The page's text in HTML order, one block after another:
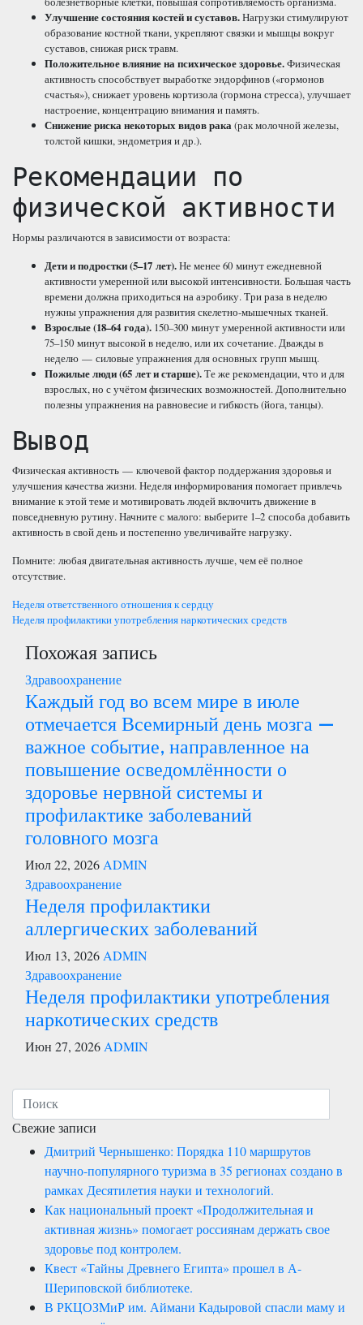
Улучшение состояния костей и суставов.Нагрузки стимулируют
образование костной ткани, укрепляют связки и мышцы вокруг
суставов, снижая риск травм.
Положительное влияние на психическое здоровье.Физическая
активность способствует выработке эндорфинов («гормонов
счастья»), снижает уровень кортизола (гормона стресса), улучшает
настроение, концентрацию внимания и память.
Снижение риска некоторых видов рака(рак молочной железы,
толстой кишки, эндометрия и др.).
Рекомендации по
физической активности
Нормы различаются в зависимости от возраста:
Дети и подростки (5–17 лет).Не менее 60 минут ежедневной
активности умеренной или высокой интенсивности. Большая часть
времени должна приходиться на аэробику. Три раза в неделю
нужны упражнения для развития скелетно-мышечных тканей.
Взрослые (18–64 года). 150–300 минут умеренной активности или
75–150 минут высокой в неделю, или их сочетание. Дважды в
неделю — силовые упражнения для основных групп мышц.
Пожилые люди (65 лет и старше).Те же рекомендации, что и для
взрослых, но с учётом физических возможностей. Дополнительно
полезны упражнения на равновесие и гибкость (йога, танцы).
Вывод
Физическая активность — ключевой фактор поддержания здоровья и
улучшения качества жизни. Неделя информирования помогает привлечь
внимание к этой теме и мотивировать людей включить движение в
повседневную рутину. Начните с малого: выберите 1–2 способа добавить
активность в свой день и постепенно увеличивайте нагрузку.
Помните: любая двигательная активность лучше, чем её полное
отсутствие.
Навигация
по
записям
Неделя ответственного отношения к сердцу
Неделя профилактики употребления наркотических средств
Похожая запись
Здравоохранение
Каждый год во всем мире в июле
отмечается Всемирный день мозга —
важное событие, направленное на
повышение осведомлённости о
здоровье нервной системы и
профилактике заболеваний
головного мозга
Июл 22, 2026 ADMIN
Здравоохранение
Неделя профилактики
аллергических заболеваний
Июл 13, 2026 ADMIN
Здравоохранение
Неделя профилактики употребления
наркотических средств
Июн 27, 2026 ADMIN
Свежие записи
Дмитрий Чернышенко: Порядка 110 маршрутов
научно-популярного туризма в 35 регионах создано в
рамках Десятилетия науки и технологий.
Как национальный проект «Продолжительная и
активная жизнь» помогает россиянам держать свое
здоровье под контролем.
Квест «Тайны Древнего Египта» прошел в А-
Шериповской библиотеке.
В РКЦОЗМиР им. Аймани Кадыровой спасли маму и